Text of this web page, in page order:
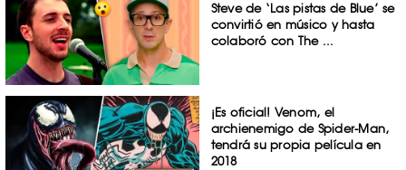
Steve de ‘Las pistas de Blue’ se
convirtió en músico y hasta
colaboró con The ...
¡Es oficial! Venom, el
archienemigo de Spider-Man,
tendrá su propia película en
2018